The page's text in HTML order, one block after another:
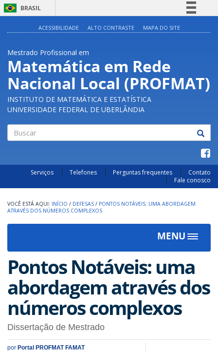
BRASIL
Acesso à informação
Legislação
Canais
ACESSIBILIDADE ALTO CONTRASTE MAPA DO SITE
Mestrado Profissional em
Matemática em Rede
Nacional Local (PROFMAT)
INSTITUTO DE MATEMÁTICA E ESTATÍSTICA
UNIVERSIDADE FEDERAL DE UBERLÂNDIA
Serviços Telefones Perguntas frequentes
Contato
Fale conosco
INÍCIO / DEFESAS / PONTOS NOTÁVEIS: UMA ABORDAGEM
ATRAVÉS DOS NÚMEROS COMPLEXOS
MENU
Toggle
Pontos Notáveis: uma
abordagem através dos
números complexos
Dissertação de Mestrado
por Portal PROFMAT FAMAT